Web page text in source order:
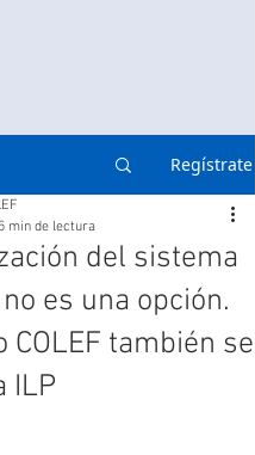
Regístrate
del sistema
es una opción.
COLEF también se
ILP
5 min de lectura